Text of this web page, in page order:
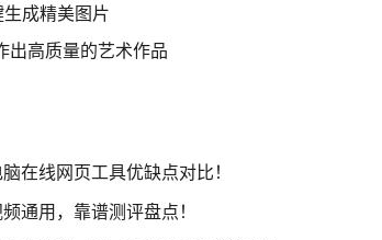
成精美图片
出高质量的艺术作品
在线网页工具优缺点对比！
通用，靠谱测评盘点！